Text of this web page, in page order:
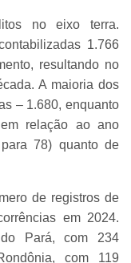
no eixo terra.
1.766
resultando no
A maioria dos
– 1.680, enquanto
relação ao ano
78) quanto de
de registros de
em 2024.
do Pará, com 234
com 119